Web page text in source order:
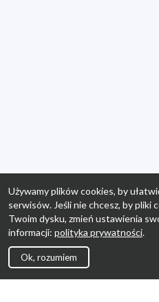
Używamy plików cookies, by
serwisów. Jeśli nie chcesz, by pliki
Twoim dysku, zmień ustawienia
informacji: polityka prywatności.
Ok, rozumiem